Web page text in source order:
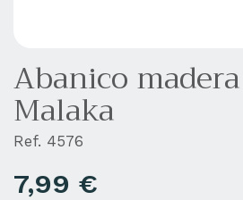
Abanico
Malaka
Ref. 4576
7,99 €